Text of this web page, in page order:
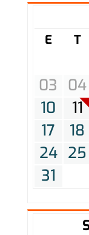
E T
03
04
10
11
17
18
24 25
31